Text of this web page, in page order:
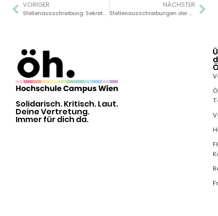
VORIGER
Stellenausschreibung: Sekretär*in/Front-Office-Mitarbeiter*in (m/w/d)
NÄCHSTER
Stellenausschreibungen der ÖH FHCW
Solidarisch. Kritisch. Laut.
Deine Vertretung.
Immer für dich da.